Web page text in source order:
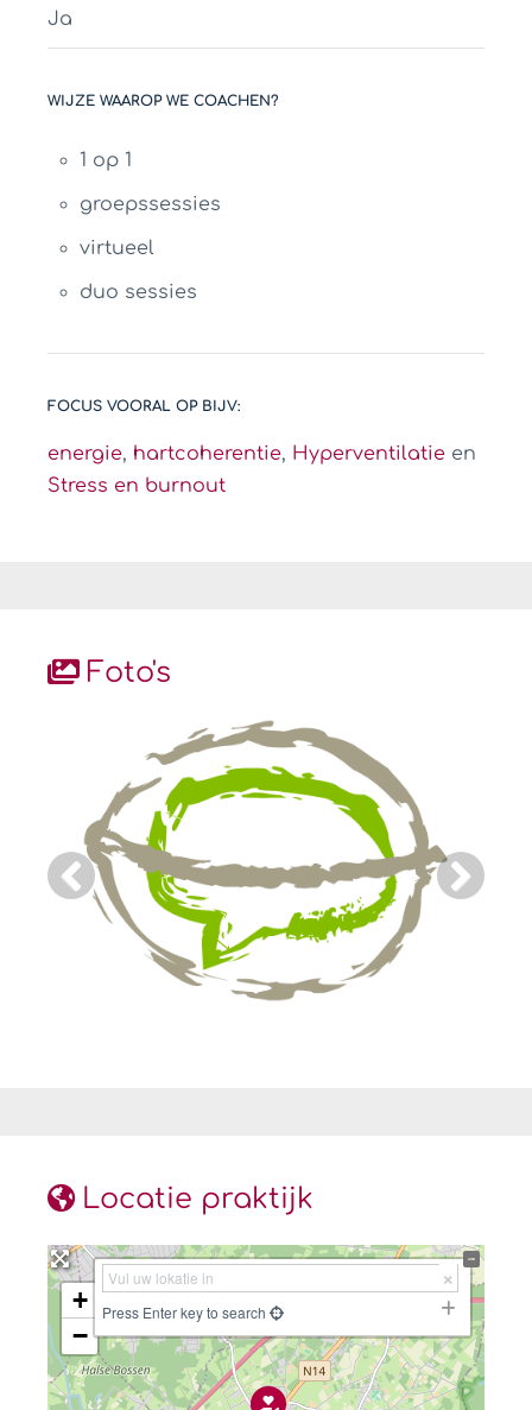
Ja
WIJZE WAAROP WE COACHEN?
1 op 1
groepssessies
virtueel
duo sessies
FOCUS VOORAL OP BIJV:
energie, hartcoherentie, Hyperventilatie en
Stress en burnout
Foto's
Locatie praktijk
+
−
Press Enter key to search